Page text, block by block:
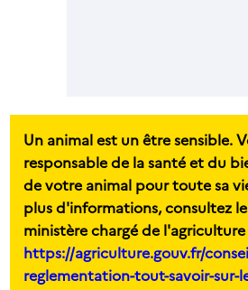
Un animal est un être sensible.
responsable de la santé et du
de votre animal pour toute sa
plus d'informations, consultez
ministère chargé de l'agriculture
https://agriculture.gouv.fr/
reglementation-tout-savoir-sur-